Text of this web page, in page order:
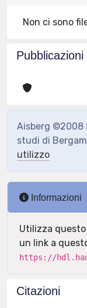
Non ci sono
Aisberg ©2008
studi di
utilizzo
Informazioni
Utilizza
un link a
https://
Citazioni